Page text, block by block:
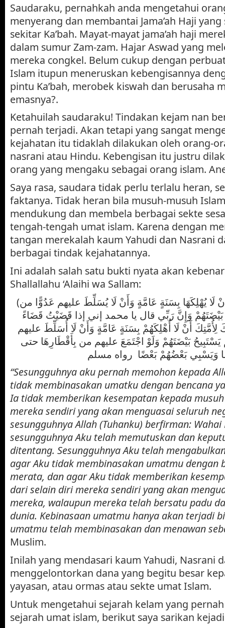
Saudaraku, pernahkah anda mengetahui
menyerang dan membantai Jama’ah Haji
sekitar Ka’bah. Mayat-mayat jama’ah haji
dalam sumur Zam-zam. Hajar Aswad yang
mereka congkel. Belum cukup dengan
Islam itupun meneruskan kebengisannya
pintu Ka’bah, merobek kiswah dan berusaha
emasnya?.
Ketahuilah saudaraku! Tindakan kejam nan
pernah terjadi. Akan tetapi yang sangat
kejahatan itu tidaklah dilakukan oleh orang-
nasrani atau Hindu. Kebengisan itu justru
orang yang mengaku sebagai orang islam.
Saya rasa, saudara tidak perlu terlalu heran,
faktanya. Tidak heran bila musuh-musuh
mendukung dan membela berbagai sekte
tengah-tengah umat islam. Karena dengan
tangan merekalah kaum Yahudi dan Nasrani
berbagai tindak kejahatannya.
Ini adalah salah satu bukti nyata akan
Shallallahu ‘Alaihi wa Sallam:
(إِنِّي سَأَلْتُ رَبِّي لِأُمَّتِي أَنْ لَا يُهْلِكَهَا بِسَنَةٍ عَامَّةٍ وَأَنْ لَا يُسَلِّطَ عليهم عَدُوًّا من
وَإِنَّ رَبِّي قال يا محمد إني إذا قَضَيْتُ قَضَاءً
لِأُمَّتِكَ أَنْ لَا أُهْلِكَهُمْ بِسَنَةٍ عَامَّةٍ وَأَنْ لَا أُسَلِّطَ عليهم
بَيْضَتَهُمْ وَلَوْ اجْتَمَعَ عليهم من بِأَقْطَارِهَا حتى
وَيَسْبِي بَعْضُهُمْ بَعْضًا رواه مسلم
“Sesungguhnya aku pernah memohon kepada
tidak membinasakan umatku dengan bencana
Ia tidak memberikan kesempatan kepada
mereka sendiri yang akan menguasai seluruh
sesungguhnya Allah (Tuhanku) berfirman:
sesungguhnya Aku telah memutuskan dan
ditentang. Sesungguhnya Aku telah
agar Aku tidak membinasakan umatmu dengan
merata, dan agar Aku tidak memberikan
dari selain diri mereka sendiri yang akan
mereka, walaupun mereka telah bersatu padu
dunia. Kebinasaan umatmu hanya akan terjadi
umatmu telah membinasakan dan menawan
Muslim.
Inilah yang mendasari kaum Yahudi, Nasrani
menggelontorkan dana yang begitu besar
yayasan, atau ormas atau sekte umat Islam.
Untuk mengetahui sejarah kelam yang
sejarah umat islam, berikut saya sarikan